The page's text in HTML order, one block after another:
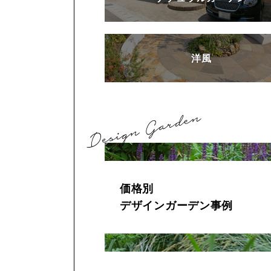
洋風
価格別
デザインガーデン事例